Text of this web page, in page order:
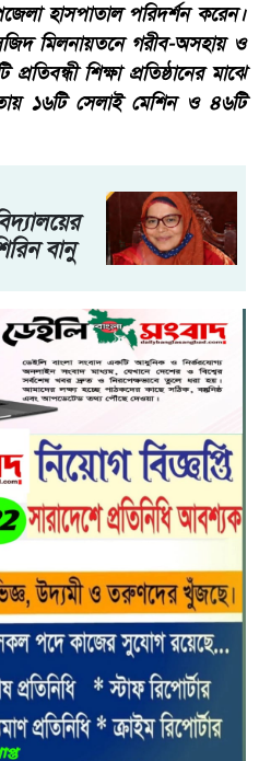
হাসপাতাল পরিদর্শন করেন।
মিলনায়তনে গরীব-অসহায় ও
প্রতিবন্ধী শিক্ষা প্রতিষ্ঠানের মাঝে
১৬টি সেলাই মেশিন ও ৪৬টি
বানু